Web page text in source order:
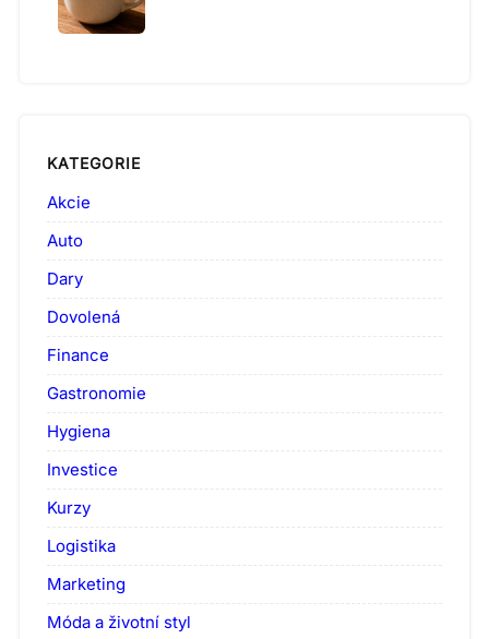
KATEGORIE
Akcie
Auto
Dary
Dovolená
Finance
Gastronomie
Hygiena
Investice
Kurzy
Logistika
Marketing
Móda a životní styl